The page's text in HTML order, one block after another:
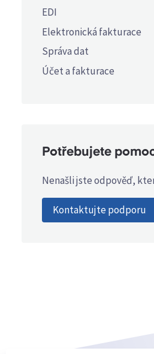
EDI
Elektronická fakturace
Správa dat
Účet a fakturace
Potřebujete
Nenašli jste odpověď,
Kontaktujte podporu